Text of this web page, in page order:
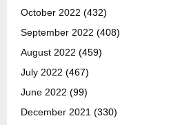
October 2022 (432)
September 2022 (408)
August 2022 (459)
July 2022 (467)
June 2022 (99)
December 2021 (330)